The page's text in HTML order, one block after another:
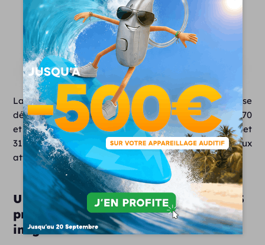
La gamme de prothèses auditives Phonak Belong se
déclinera en 4 niveaux de performance (B30, B50, B70
et B90) et en différents modèles (Pile 10, pile 312, et
312T, pile 13 et B-R rechargeable) afin de répondre aux
attentes et pertes auditives de chacun.
Une nouvelle version d’AutoSense OS
prometteuse pour des performances
inégalées